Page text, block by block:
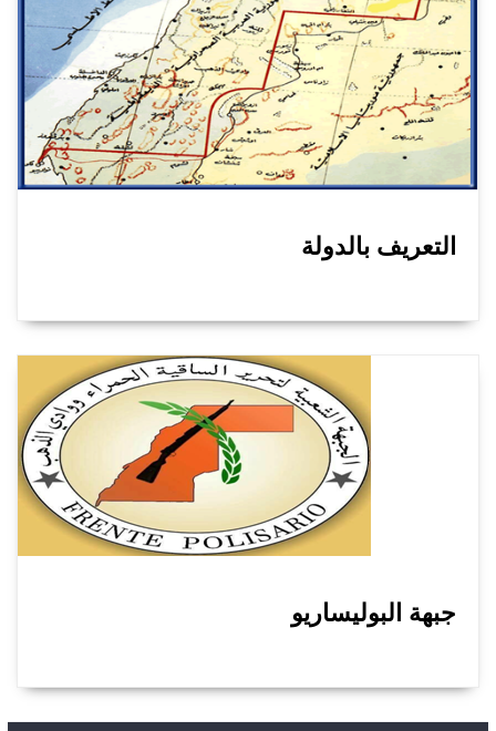
التعريف بالدولة
جبهة البوليساريو